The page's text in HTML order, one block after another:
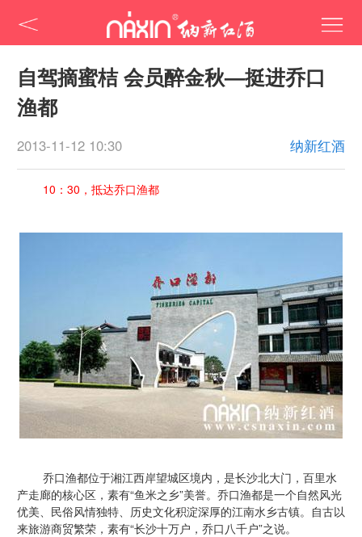
自驾摘蜜桔 会员醉金秋—挺进乔口
渔都
纳新红酒
2013-11-12 10:30
10：30，抵达乔口渔都
乔口渔都位于湘江西岸望城区境内，是长沙北大门，百里水
产走廊的核心区，素有“鱼米之乡”美誉。乔口渔都是一个自然风光
优美、民俗风情独特、历史文化积淀深厚的江南水乡古镇。自古以
来旅游商贸繁荣，素有“长沙十万户，乔口八千户”之说。